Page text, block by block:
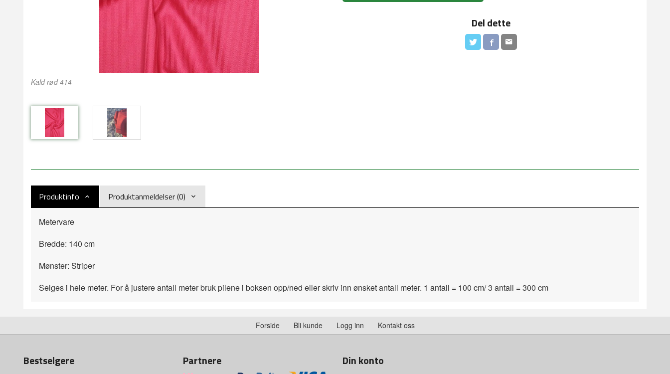
Kald rød 414
Del dette
Produktinfo Produktanmeldelser (0)
Metervare
Bredde: 140 cm
Mønster: Striper
Selges i hele meter. For å justere antall meter bruk pilene i boksen opp/ned eller skriv inn ønsket antall meter. 1 antall = 100 cm/ 3 antall = 300 cm
Forside Bli kunde Logg inn Kontakt oss
Bestselgere Partnere Din konto